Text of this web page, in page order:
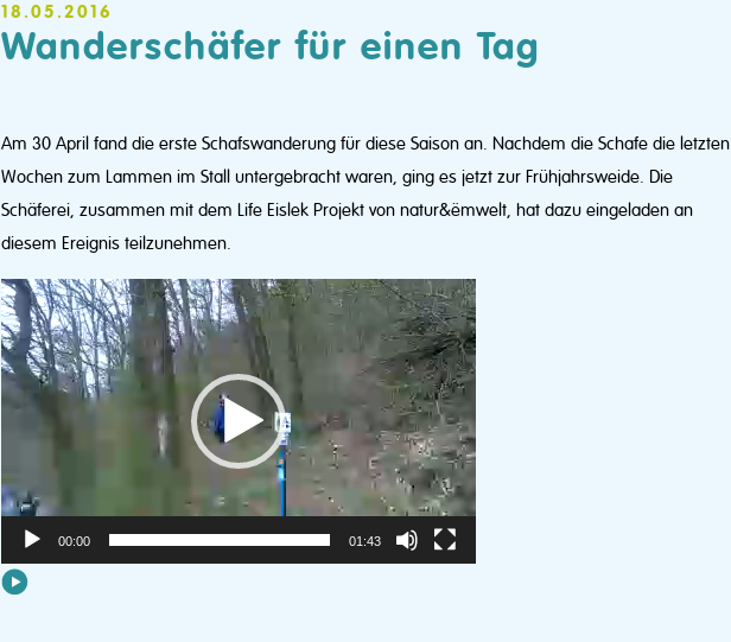
18.05.2016
Wanderschäfer für einen Tag
Am 30 April fand die erste Schafswanderung für diese Saison an. Nachdem die Schafe die letzten
Wochen zum Lammen im Stall untergebracht waren, ging es jetzt zur Frühjahrsweide. Die
Schäferei, zusammen mit dem Life Eislek Projekt von natur&ëmwelt, hat dazu eingeladen an
diesem Ereignis teilzunehmen.
Video-
Player
00:00 01:43